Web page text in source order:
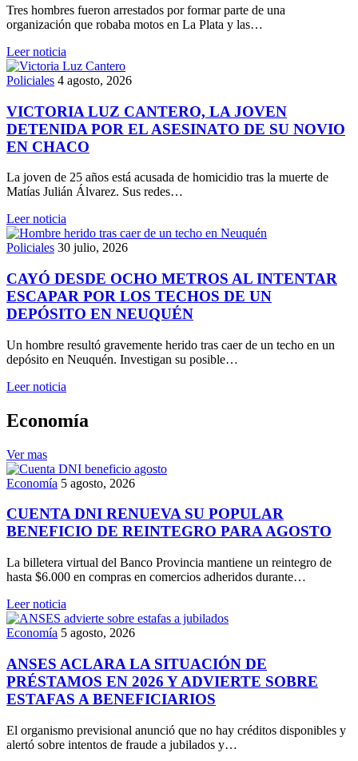
Tres hombres fueron arrestados por formar parte de una
organización que robaba motos en La Plata y las…
Leer noticia
Policiales 4 agosto, 2026
VICTORIA LUZ CANTERO, LA JOVEN
DETENIDA POR EL ASESINATO DE SU NOVIO
EN CHACO
La joven de 25 años está acusada de homicidio tras la muerte de
Matías Julián Álvarez. Sus redes…
Leer noticia
Policiales 30 julio, 2026
CAYÓ DESDE OCHO METROS AL INTENTAR
ESCAPAR POR LOS TECHOS DE UN
DEPÓSITO EN NEUQUÉN
Un hombre resultó gravemente herido tras caer de un techo en un
depósito en Neuquén. Investigan su posible…
Leer noticia
Economía
Ver mas
Economía 5 agosto, 2026
CUENTA DNI RENUEVA SU POPULAR
BENEFICIO DE REINTEGRO PARA AGOSTO
La billetera virtual del Banco Provincia mantiene un reintegro de
hasta $6.000 en compras en comercios adheridos durante…
Leer noticia
Economía 5 agosto, 2026
ANSES ACLARA LA SITUACIÓN DE
PRÉSTAMOS EN 2026 Y ADVIERTE SOBRE
ESTAFAS A BENEFICIARIOS
El organismo previsional anunció que no hay créditos disponibles y
alertó sobre intentos de fraude a jubilados y…